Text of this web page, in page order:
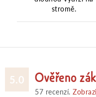
stromě.
5.0 Ověřeno
57 recenzí.